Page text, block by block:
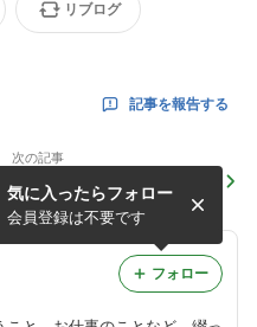
リブログ
記事を報告する
次の記事
気に入ったらフォロー
会員登録は不要です
フォロー